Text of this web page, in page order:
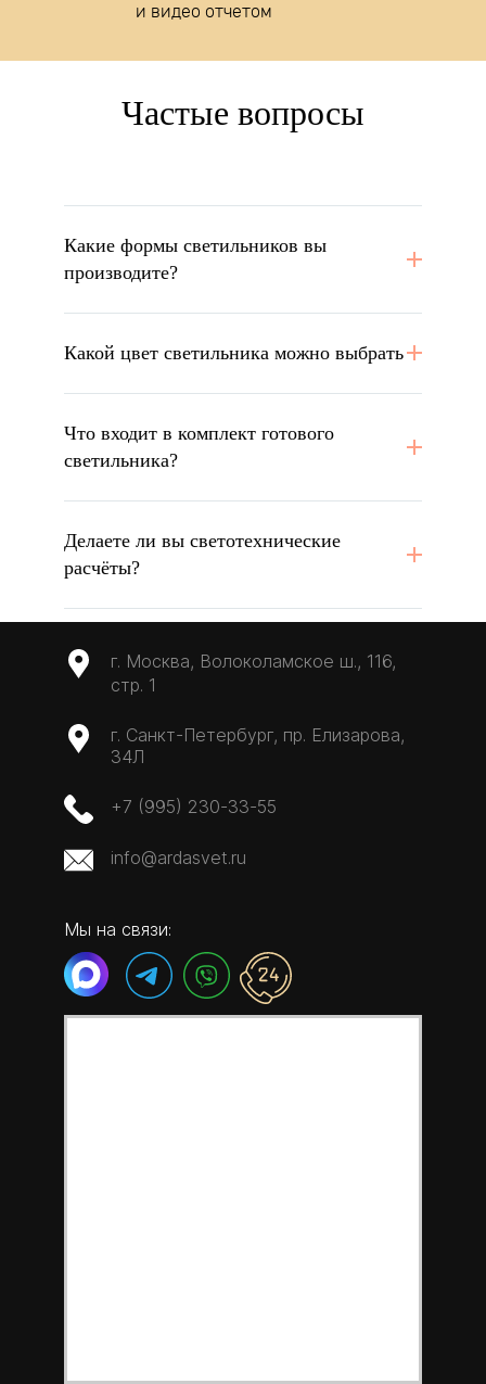
и видео отчетом
Частые вопросы
Какие формы светильников вы
производите?
Какой цвет светильника можно выбрать
Что входит в комплект готового
светильника?
Делаете ли вы светотехнические
расчёты?
г. Москва, Волоколамское ш., 116,
стр. 1
г. Санкт-Петербург, пр. Елизарова,
34Л
+7 (995) 230-33-55
info@ardasvet.ru
Мы на связи: